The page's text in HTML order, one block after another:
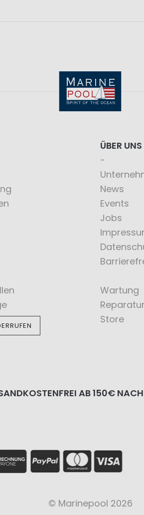
ÜBER UNS
News
Events
Jobs
Wartung
Store
AB 150€
© Marinepool 2026